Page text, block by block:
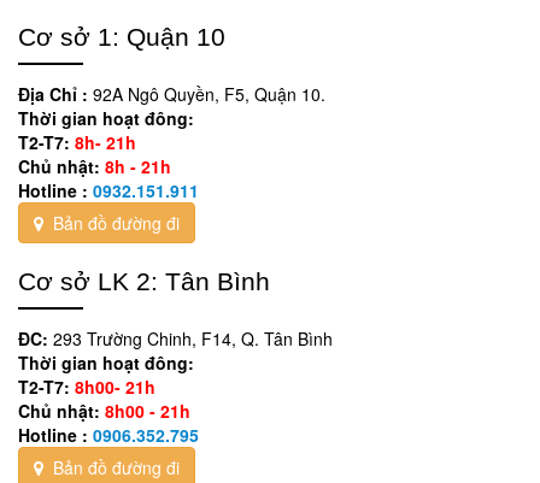
Cơ sở 1: Quận 10
Địa Chỉ : 92A Ngô Quyền, F5, Quận 10.
Thời gian hoạt đông:
T2-T7: 8h- 21h
Chủ nhật: 8h - 21h
Hotline : 0932.151.911
Bản đồ đường đi
Cơ sở LK 2: Tân Bình
ĐC: 293 Trường Chinh, F14, Q. Tân Bình
Thời gian hoạt đông:
T2-T7: 8h00- 21h
Chủ nhật: 8h00 - 21h
Hotline : 0906.352.795
Bản đồ đường đi